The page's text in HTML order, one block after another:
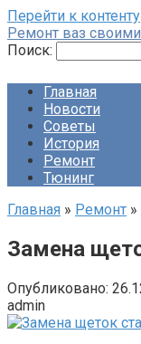
Перейти к контенту
Ремонт ваз
Поиск:
Главная
Новости
Советы
История
Ремонт
Тюнинг
Главная » Ремонт »
Замена
Опубликовано:
admin